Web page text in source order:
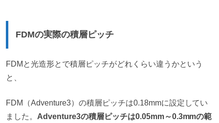
FDMの実際の積層ピッチ
FDMと光造形とで積層ピッチがどれくらい違うかという
と、
FDM（Adventure3）の積層ピッチは0.18mmに設定してい
ました。 Adventure3の積層ピッチは0.05mm～0.3mmの範